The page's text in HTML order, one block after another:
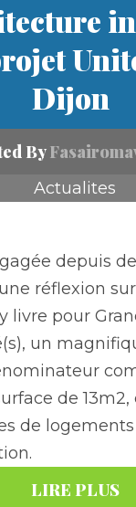
Dijon
By
Actualites
depuis
réflexion
livre pour
un
de
de
LIRE PLUS